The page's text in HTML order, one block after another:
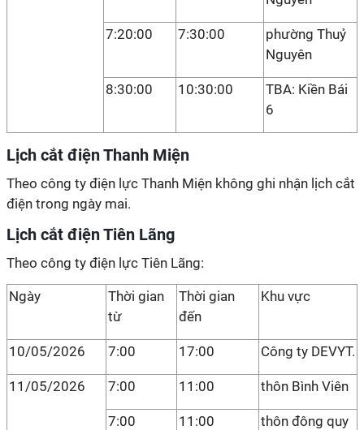
7:20:00 7:30:00
phường Thuỷ
Nguyên
8:30:00 10:30:00
TBA: Kiền Bái
6
Lịch cắt điện Thanh Miện
Theo công ty điện lực Thanh Miện không ghi nhận lịch cắt
điện trong ngày mai.
Lịch cắt điện Tiên Lãng
Theo công ty điện lực Tiên Lãng:
Ngày
Thời gian
từ
Thời gian
đến
Khu vực
10/05/2026 7:00 17:00 Công ty DEVYT.
11/05/2026 7:00 11:00 thôn Bình Viên
7:00 11:00 thôn đông quy